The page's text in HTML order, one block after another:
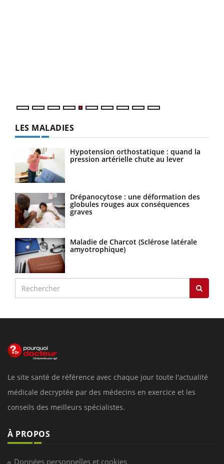
LES MALADIES
Hypotension orthostatique : quand la
pression artérielle chute au lever
Drépanocytose : une déformation des
globules rouges aux conséquences
graves
Maladie de Charcot (Sclérose latérale
amyotrophique)
Le site santé de référence avec chaque jour toute l'actualité
médicale decryptée par des médecins en exercice et les
conseils des meilleurs spécialistes.
À PROPOS
Données personnelles et cookies